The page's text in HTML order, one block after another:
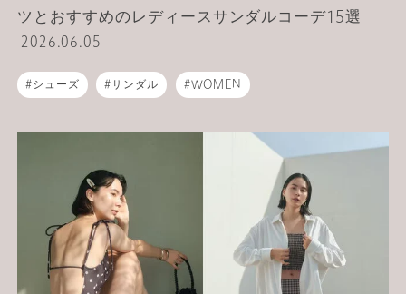
ツとおすすめのレディースサンダルコーデ15選
2026.06.05
シューズ サンダル WOMEN